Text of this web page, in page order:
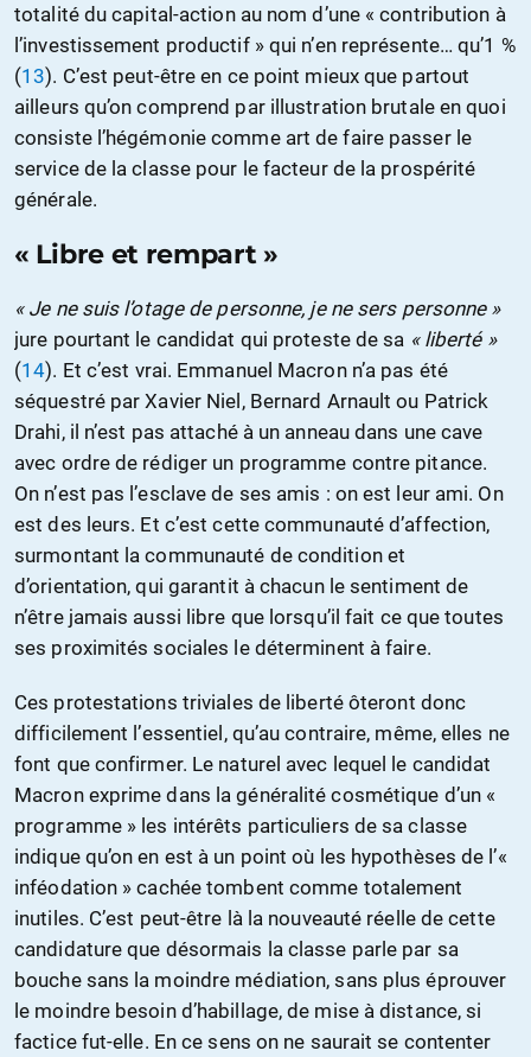
totalité du capital-action au nom d’une « contribution à
l’investissement productif » qui n’en représente… qu’1 %
(13). C’est peut-être en ce point mieux que partout
ailleurs qu’on comprend par illustration brutale en quoi
consiste l’hégémonie comme art de faire passer le
service de la classe pour le facteur de la prospérité
générale.
« Libre et rempart »
« Je ne suis l’otage de personne, je ne sers personne »
jure pourtant le candidat qui proteste de sa « liberté »
(14). Et c’est vrai. Emmanuel Macron n’a pas été
séquestré par Xavier Niel, Bernard Arnault ou Patrick
Drahi, il n’est pas attaché à un anneau dans une cave
avec ordre de rédiger un programme contre pitance.
On n’est pas l’esclave de ses amis : on est leur ami. On
est des leurs. Et c’est cette communauté d’affection,
surmontant la communauté de condition et
d’orientation, qui garantit à chacun le sentiment de
n’être jamais aussi libre que lorsqu’il fait ce que toutes
ses proximités sociales le déterminent à faire.
Ces protestations triviales de liberté ôteront donc
difficilement l’essentiel, qu’au contraire, même, elles ne
font que confirmer. Le naturel avec lequel le candidat
Macron exprime dans la généralité cosmétique d’un «
programme » les intérêts particuliers de sa classe
indique qu’on en est à un point où les hypothèses de l’«
inféodation » cachée tombent comme totalement
inutiles. C’est peut-être là la nouveauté réelle de cette
candidature que désormais la classe parle par sa
bouche sans la moindre médiation, sans plus éprouver
le moindre besoin d’habillage, de mise à distance, si
factice fut-elle. En ce sens on ne saurait se contenter